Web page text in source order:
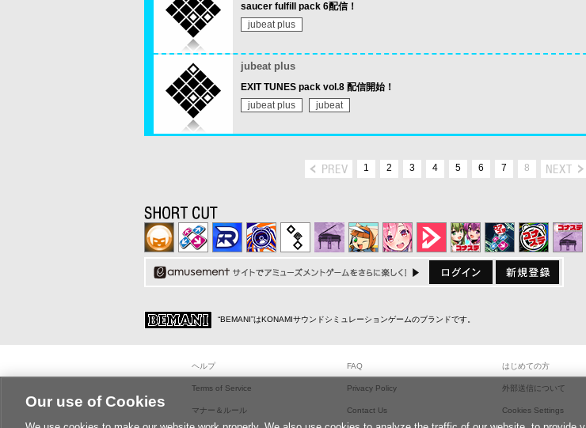
saucer fulfill pack 6配信！
jubeat plus
jubeat plus
EXIT TUNES pack vol.8 配信開始！
jubeat plus
jubeat
1 2 3 4 5 6 7 8
“BEMANI”はKONAMIサウンドシミュレーションゲームのブランドです。
ヘルプ FAQ はじめての方
Terms of Service Privacy Policy 外部送信について
マナー＆ルール Contact Us Cookies Settings
Our use of Cookies